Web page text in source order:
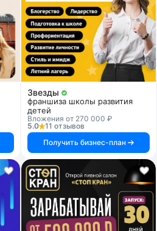
Звезды
франшиза школы развития
детей
Вложения от 270 000 ₽
5.0
11 отзывов
Получить бизнес-план